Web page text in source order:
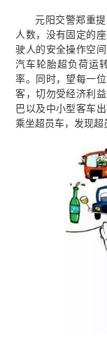
元阳交警郑重
人数，没有固定的
驶人的安全操作空
汽车轮胎超负荷运
率。同时，望每一
客，切勿受经济利
巴以及中小型客车
乘坐超员车，发现